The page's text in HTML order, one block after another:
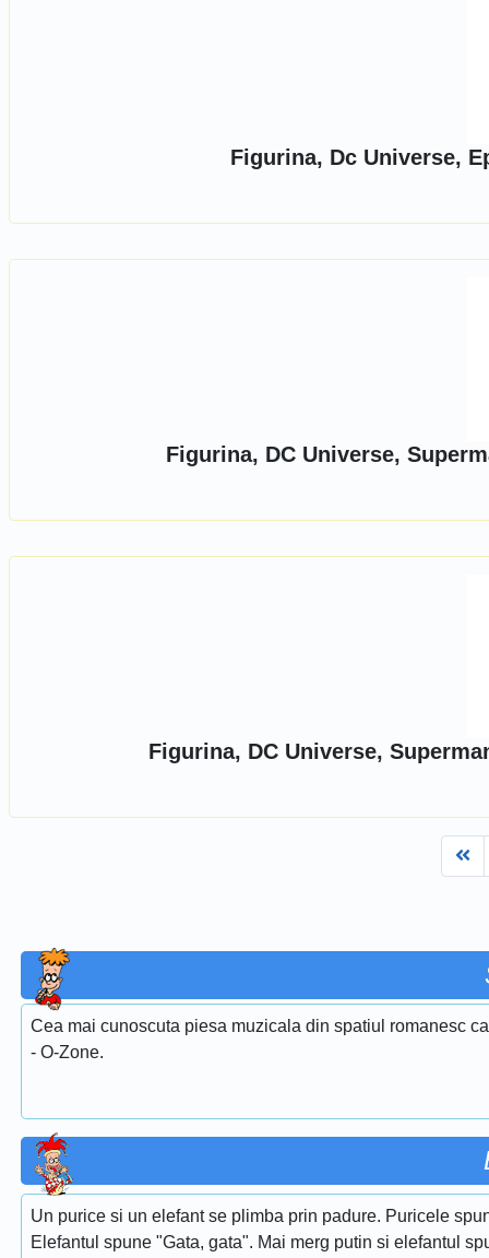
Figurina, Dc Universe,
Figurina, DC Universe,
Figurina, DC Universe,
Cea mai cunoscuta piesa muzicala din spatiul romanesc
- O-Zone.
Un purice si un elefant se plimba prin padure. Puricele
Elefantul spune "Gata, gata". Mai merg putin si elefantul